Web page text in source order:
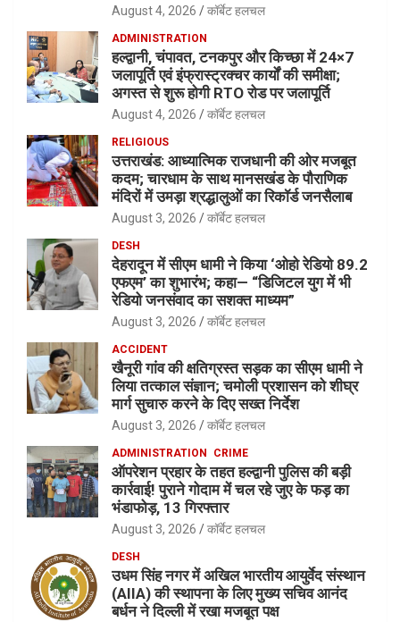
August 4, 2026 कॉर्बेट हलचल
ADMINISTRATION
हल्द्वानी, चंपावत, टनकपुर और किच्छा में 24×7
जलापूर्ति एवं इंफ्रास्ट्रक्चर कार्यों की समीक्षा;
अगस्त से शुरू होगी RTO रोड पर जलापूर्ति
August 4, 2026 कॉर्बेट हलचल
RELIGIOUS
उत्तराखंड: आध्यात्मिक राजधानी की ओर मजबूत
कदम; चारधाम के साथ मानसखंड के पौराणिक
मंदिरों में उमड़ा श्रद्धालुओं का रिकॉर्ड जनसैलाब
August 3, 2026 कॉर्बेट हलचल
DESH
देहरादून में सीएम धामी ने किया ‘ओहो रेडियो 89.2
एफएम’ का शुभारंभ; कहा— “डिजिटल युग में भी
रेडियो जनसंवाद का सशक्त माध्यम”
August 3, 2026 कॉर्बेट हलचल
ACCIDENT
खैनूरी गांव की क्षतिग्रस्त सड़क का सीएम धामी ने
लिया तत्काल संज्ञान; चमोली प्रशासन को शीघ्र
मार्ग सुचारु करने के दिए सख्त निर्देश
August 3, 2026 कॉर्बेट हलचल
ADMINISTRATION CRIME
ऑपरेशन प्रहार के तहत हल्द्वानी पुलिस की बड़ी
कार्रवाई! पुराने गोदाम में चल रहे जुए के फड़ का
भंडाफोड़, 13 गिरफ्तार
August 3, 2026 कॉर्बेट हलचल
DESH
उधम सिंह नगर में अखिल भारतीय आयुर्वेद संस्थान
(AIIA) की स्थापना के लिए मुख्य सचिव आनंद
बर्धन ने दिल्ली में रखा मजबूत पक्ष